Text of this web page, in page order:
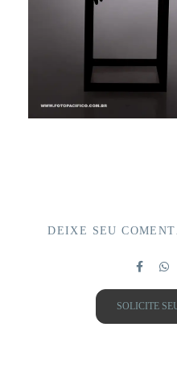
DEIXE SEU
SOLICITE